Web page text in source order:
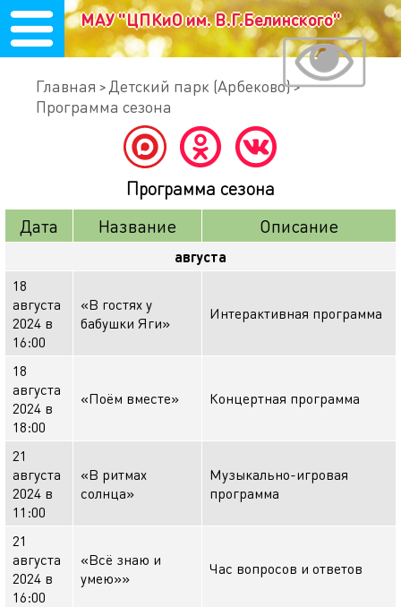
МАУ "ЦПКиО им. В.Г.Белинского"
Главная
Детский парк (Арбеково)
Программа сезона
Программа сезона
Дата
Название Описание
августа
18
августа
2024 в
16:00
«В гостях у
бабушки Яги»
Интерактивная программа
18
августа
2024 в
18:00
«Поём вместе» Концертная программа
21
августа
2024 в
11:00
«В ритмах
солнца»
Музыкально-игровая
программа
21
августа
2024 в
16:00
«Всё знаю и
умею»»
Час вопросов и ответов